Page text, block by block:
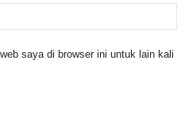
saya di browser ini untuk lain kali